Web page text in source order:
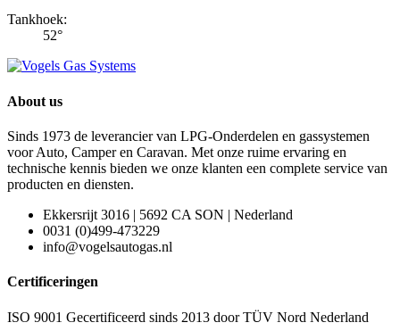
Tankhoek:
52°
About us
Sinds 1973 de leverancier van LPG-Onderdelen en gassystemen
voor Auto, Camper en Caravan. Met onze ruime ervaring en
technische kennis bieden we onze klanten een complete service van
producten en diensten.
Ekkersrijt 3016 | 5692 CA SON | Nederland
0031 (0)499-473229
info@vogelsautogas.nl
Certificeringen
ISO 9001 Gecertificeerd sinds 2013 door TÜV Nord Nederland